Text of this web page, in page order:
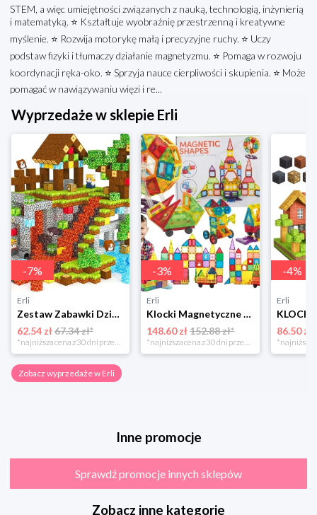
STEM, a więc umiejętności związanych z nauką, technologią, inżynierią
i matematyką. ⭐ Kształtuje wyobraźnię przestrzenną i kreatywne
myślenie. ⭐ Rozwija motorykę małą i precyzyjne ruchy. ⭐ Uczy
podstaw fizyki i tłumaczy działanie magnetyzmu. ⭐ Pomaga w rozwoju
koordynacji ręka-oko. ⭐ Sprzyja nauce cierpliwości i skupienia. ⭐ Może
pomagać w nawiązywaniu więzi i re...
Wyprzedaże w sklepie Erli
-7%
Erli
Zestaw Zabawki Dziecka DYI Klocki Magnetyczne Tworzenie Świata Budowanie
62.54 zł67.34 zł*
*najniższa cena z 30 dni przed obniżką
-3%
Erli
Klocki Magnetyczne Duże Konstrukcyjne 3D Magnetic Tiles Zestaw 130 element.
148.60 zł 152.88 zł*
*najniższa cena z 30 dni przed obniżką
-4%
Erli
86.50 zł
Zobacz wyprzedaże w Erli
Inne promocje
Sprawdź promocje innych sklepów
Zobacz inne kategorie